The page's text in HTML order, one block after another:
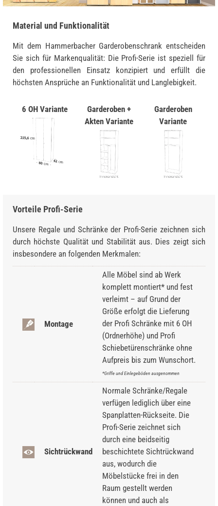
Material und Funktionalität
Mit dem Hammerbacher Garderobenschrank entscheiden
Sie sich für Markenqualität: Die Profi-Serie ist speziell für
den professionellen Einsatz konzipiert und erfüllt die
höchsten Ansprüche an Funktionalität und Langlebigkeit.
6 OH Variante
Garderoben +
Akten Variante
Garderoben
Variante
Vorteile Profi-Serie
Unsere Regale und Schränke der Profi-Serie zeichnen sich
durch höchste Qualität und Stabilität aus. Dies zeigt sich
insbesondere an folgenden Merkmalen:
Montage
Alle Möbel sind ab Werk
komplett montiert* und fest
verleimt – auf Grund der
Größe erfolgt die Lieferung
der Profi Schränke mit 6 OH
(Ordnerhöhe) und Profi
Schiebetürenschränke ohne
Aufpreis bis zum Wunschort.
*Griffe und Einlegeböden ausgenommen
Sichtrückwand
Normale Schränke/Regale
verfügen lediglich über eine
Spanplatten-Rückseite. Die
Profi-Serie zeichnet sich
durch eine beidseitig
beschichtete Sichtrückwand
aus, wodurch die
Möbelstücke frei in den
Raum gestellt werden
können und auch als